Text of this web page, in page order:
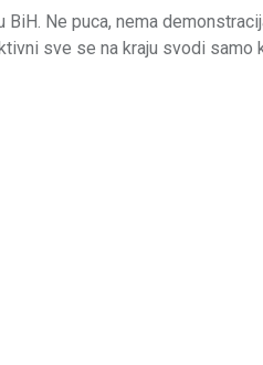
BiH. Ne puca, nema
sve se na kraju svodi